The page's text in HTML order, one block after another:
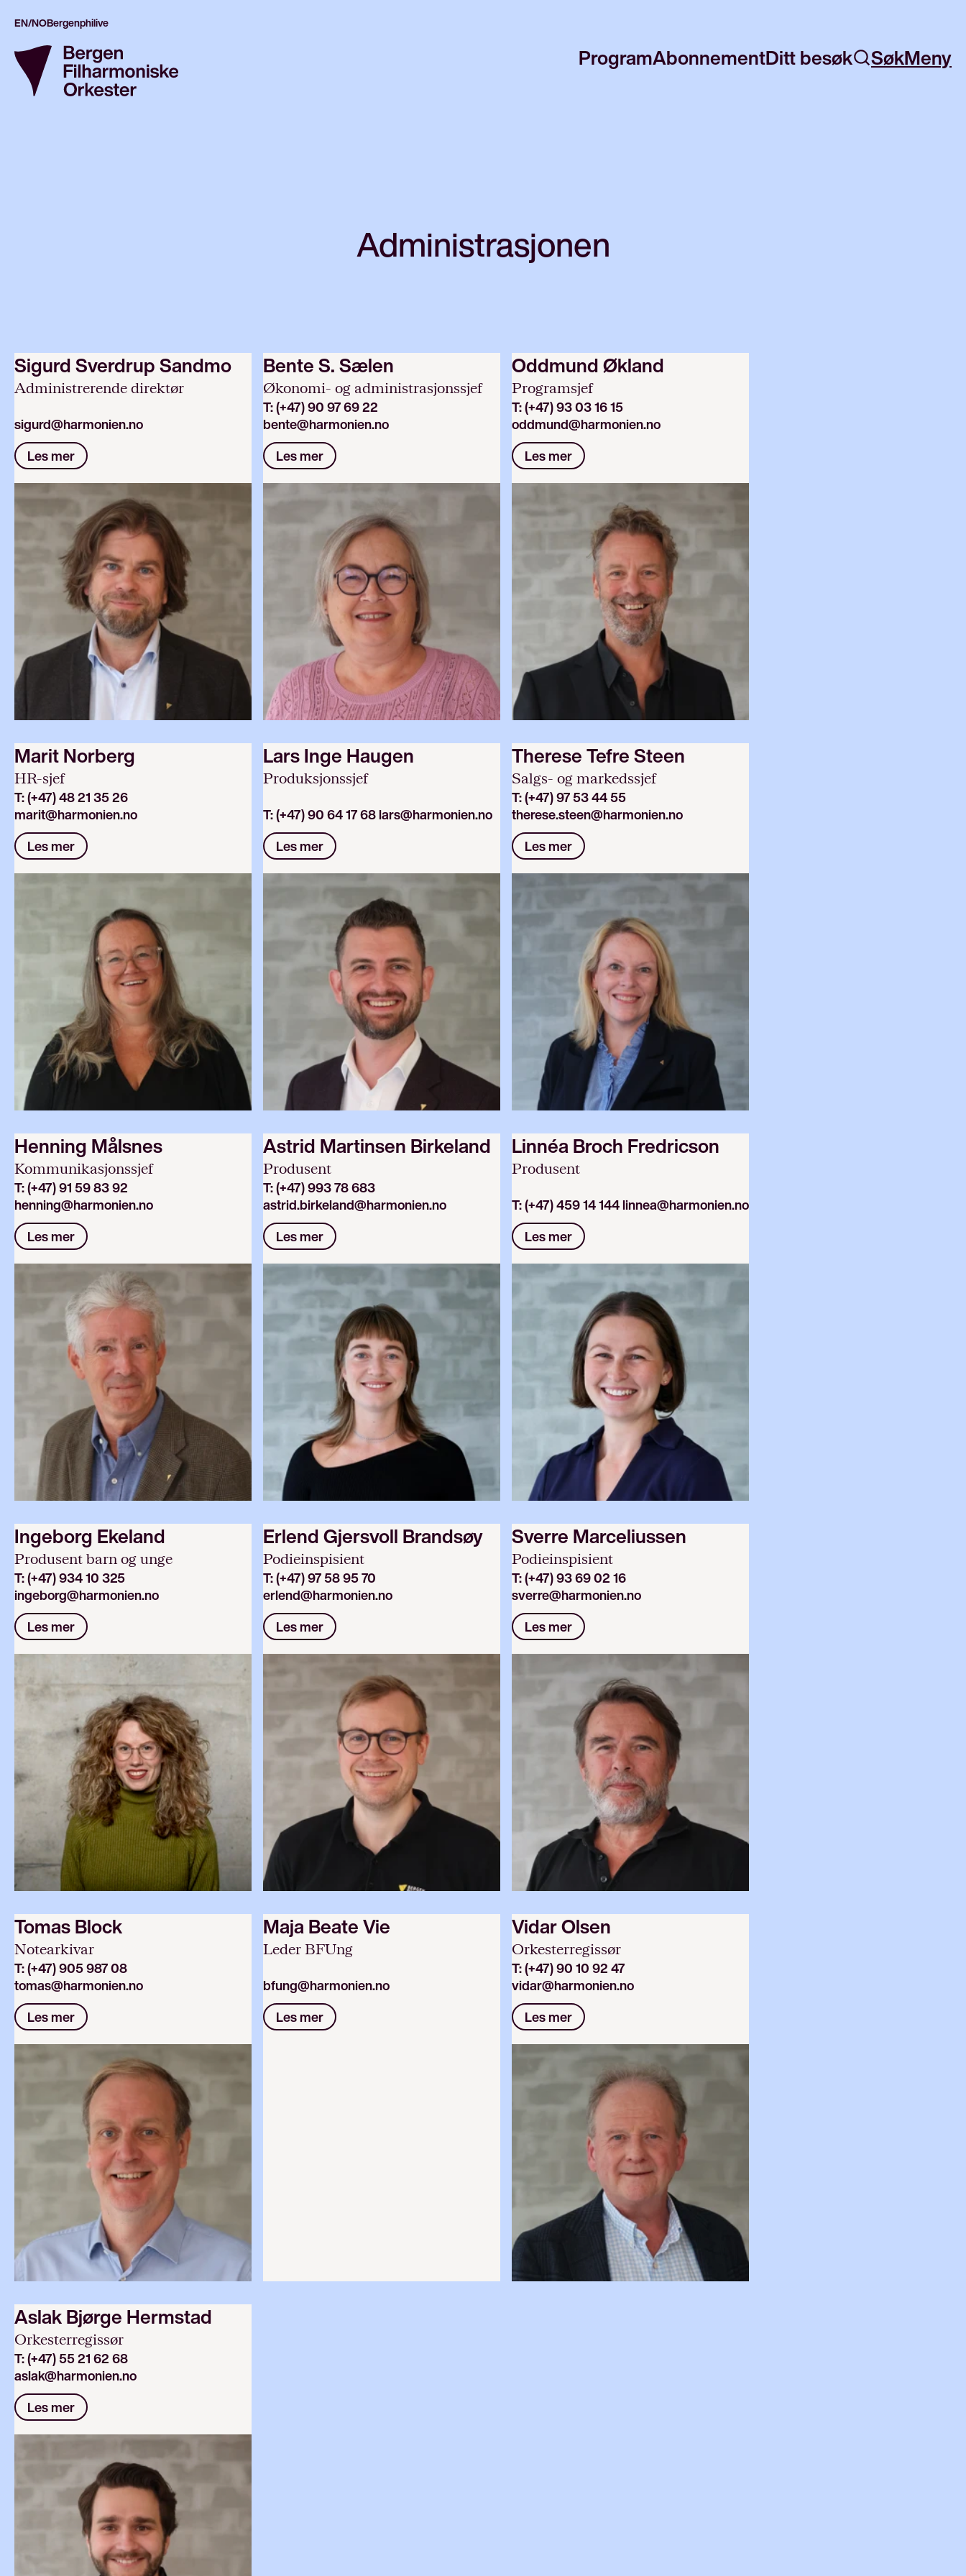
EN/NOBergenphilive
ProgramAbonnementDitt besøk SøkMeny
Administrasjonen
Sigurd Sverdrup Sandmo
Administrerende direktør
sigurd@harmonien.no
Les mer
Bente S. Sælen
Økonomi- og administrasjonssjef
T:(+47) 90 97 69 22
bente@harmonien.no
Les mer
Oddmund Økland
Programsjef
T:(+47) 93 03 16 15
oddmund@harmonien.no
Les mer
Marit Norberg
HR-sjef
T:(+47) 48 21 35 26
marit@harmonien.no
Les mer
Lars Inge Haugen
Produksjonssjef
T:(+47) 90 64 17 68lars@harmonien.no
Les mer
Therese Tefre Steen
Salgs- og markedssjef
T:(+47) 97 53 44 55
therese.steen@harmonien.no
Les mer
Henning Målsnes
Kommunikasjonssjef
T:(+47) 91 59 83 92
henning@harmonien.no
Les mer
Astrid Martinsen Birkeland
Produsent
T:(+47) 993 78 683
astrid.birkeland@harmonien.no
Les mer
Linnéa Broch Fredricson
Produsent
T:(+47) 459 14 144linnea@harmonien.no
Les mer
Ingeborg Ekeland
Produsent barn og unge
T:(+47) 934 10 325
ingeborg@harmonien.no
Les mer
Erlend Gjersvoll Brandsøy
Podieinspisient
T:(+47) 97 58 95 70
erlend@harmonien.no
Les mer
Sverre Marceliussen
Podieinspisient
T:(+47) 93 69 02 16
sverre@harmonien.no
Les mer
Tomas Block
Notearkivar
T:(+47) 905 987 08
tomas@harmonien.no
Les mer
Maja Beate Vie
Leder BFUng
bfung@harmonien.no
Les mer
Vidar Olsen
Orkesterregissør
T:(+47) 90 10 92 47
vidar@harmonien.no
Les mer
Aslak Bjørge Hermstad
Orkesterregissør
T:(+47) 55 21 62 68
aslak@harmonien.no
Les mer